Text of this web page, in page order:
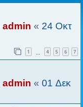
admin « 24 Οκτ
1 … 4 5 6 7
admin « 01 Δεκ